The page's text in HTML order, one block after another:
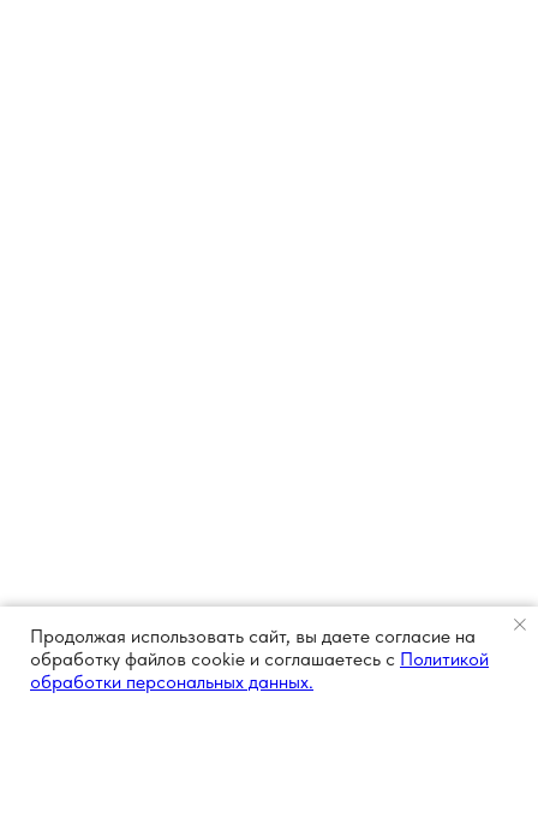
Продолжая использовать сайт, вы даете согласие на
обработку файлов cookie и соглашаетесь с Политикой
обработки персональных данных.